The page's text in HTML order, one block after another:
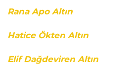
Rana Apo Altın
Hatice Ökten Altın
Elif Dağdeviren Altın